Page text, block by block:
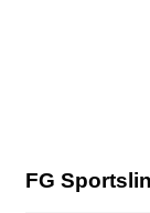
FG